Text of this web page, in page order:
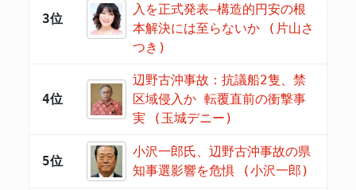
3位
入を正式発表―構造的円安の根
本解決には至らないか (片山さ
つき)
4位
辺野古沖事故：抗議船2隻、禁
区域侵入か 転覆直前の衝撃事
実 (玉城デニー)
5位
小沢一郎氏、辺野古沖事故の県
知事選影響を危惧 (小沢一郎)